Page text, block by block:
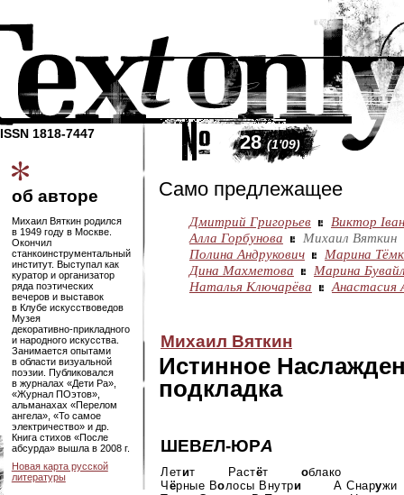
ISSN 1818-7447
об авторе
Михаил Вяткин родился
в 1949 году в Москве.
Окончил
станкоинструментальный
институт. Выступал как
куратор и организатор
ряда поэтических
вечеров и выставок
в Клубе искусствоведов
Музея
декоративно-прикладного
и народного искусства.
Занимается опытами
в области визуальной
поэзии. Публиковался
в журналах «Дети Ра»,
«Журнал ПОэтов»,
альманахах «Перелом
ангела», «То самое
электричество» и др.
Книга стихов «После
абсурда» вышла в 2008 г.
Новая карта русской
литературы
28(1'09)
Само предлежащее
Дмитрий Григорьев
Виктор
Алла Горбунова
Михаил Вяткин
Полина Андрукович
Марина
Дина Махметова
Марина
Наталья Ключарёва
Анастасия
Михаил Вяткин
Истинное
подкладка
ШЕВЕЛ-ЮРА
Летит Растёт облако
Ч ёрные Волосы Внутри А Снару